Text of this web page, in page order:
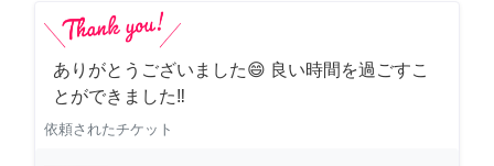
ありがとうございました😄 良い時間を過ごすこ
とができました‼️
依頼されたチケット